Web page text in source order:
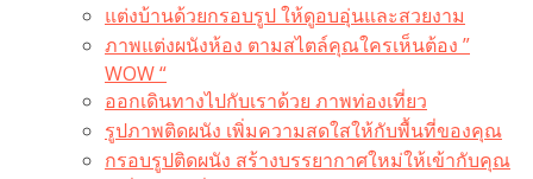
แต่งบ้านด้วยกรอบรูป ให้ดูอบอุ่นและสวยงาม
ภาพแต่งผนังห้อง ตามสไตล์คุณใครเห็นต้อง ”
WOW “
ออกเดินทางไปกับเราด้วย ภาพท่องเที่ยว
รูปภาพติดผนัง เพิ่มความสดใสให้กับพื้นที่ของคุณ
กรอบรูปติดผนัง สร้างบรรยากาศใหม่ให้เข้ากับคุณ